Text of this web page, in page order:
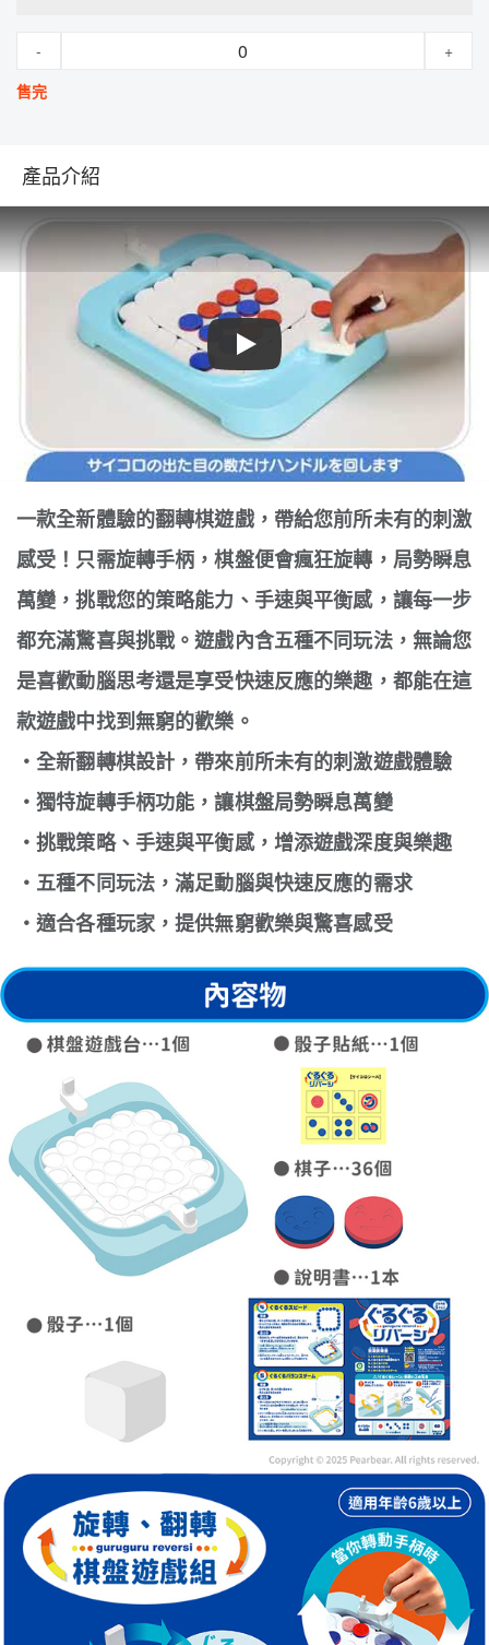
-
+
售完
產品介紹
Play
一款全新體驗的翻轉棋遊戲，帶給您前所未有的刺激
感受！只需旋轉手柄，棋盤便會瘋狂旋轉，局勢瞬息
萬變，挑戰您的策略能力、手速與平衡感，讓每一步
都充滿驚喜與挑戰。遊戲內含五種不同玩法，無論您
是喜歡動腦思考還是享受快速反應的樂趣，都能在這
款遊戲中找到無窮的歡樂。
・全新翻轉棋設計，帶來前所未有的刺激遊戲體驗
・獨特旋轉手柄功能，讓棋盤局勢瞬息萬變
・挑戰策略、手速與平衡感，增添遊戲深度與樂趣
・五種不同玩法，滿足動腦與快速反應的需求
・適合各種玩家，提供無窮歡樂與驚喜感受